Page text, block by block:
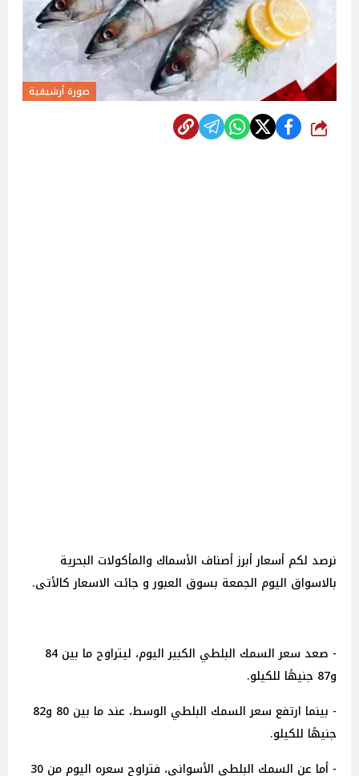
صورة أرشيفية
شارك
نرصد لكم أسعار أبرز أصناف الأسماك والمأكولات البحرية
بالاسواق اليوم الجمعة بسوق العبور و جائت الاسعار كالأتى.
- صعد سعر السمك البلطي الكبير اليوم، ليتراوح ما بين 84
و87 جنيهًا للكيلو.
- بينما ارتفع سعر السمك البلطي الوسط، عند ما بين 80 و82
جنيهًا للكيلو.
- أما عن السمك البلطي الأسواني، فتراوح سعره اليوم من 30